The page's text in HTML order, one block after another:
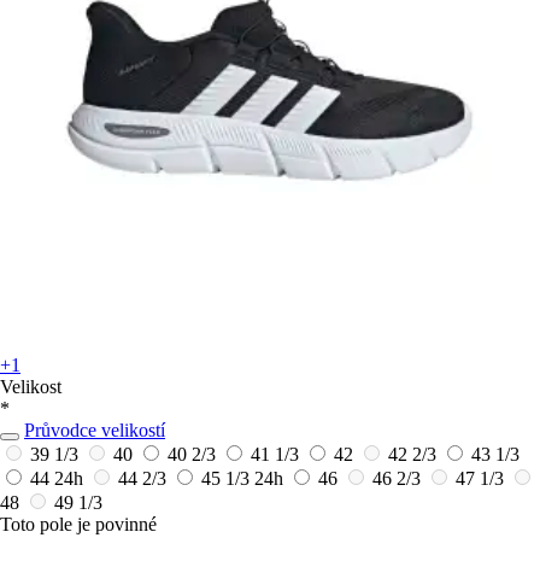
+1
Velikost
*
Průvodce velikostí
39 1/3
40 40 2/3 41 1/3 42 42 2/3
43 1/3
44 24h 44 2/3 45 1/3 24h 46 46 2/3
47 1/3
48
49 1/3
Toto pole je povinné